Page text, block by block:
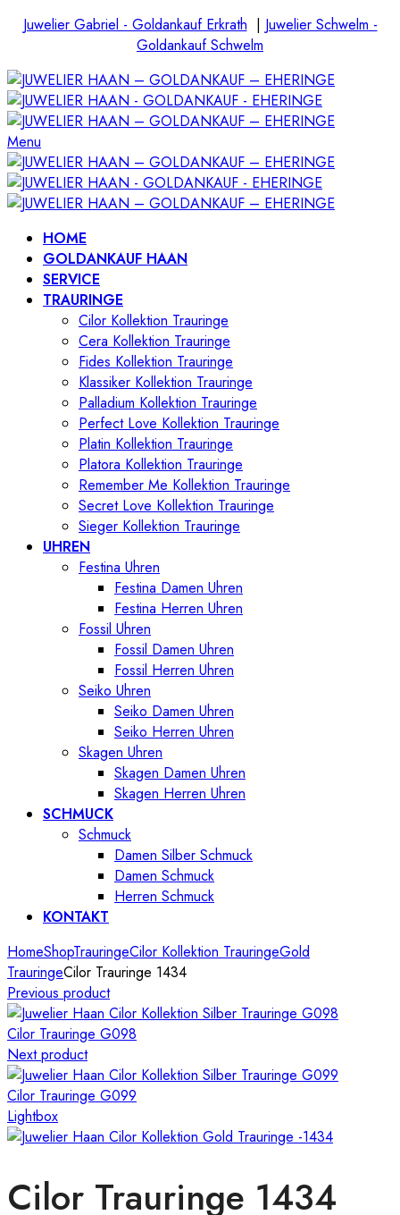
Juwelier Gabriel - Goldankauf Erkrath | Juwelier Schwelm -
Goldankauf Schwelm
Menu
HOME
GOLDANKAUF HAAN
SERVICE
TRAURINGE
Cilor Kollektion Trauringe
Cera Kollektion Trauringe
Fides Kollektion Trauringe
Klassiker Kollektion Trauringe
Palladium Kollektion Trauringe
Perfect Love Kollektion Trauringe
Platin Kollektion Trauringe
Platora Kollektion Trauringe
Remember Me Kollektion Trauringe
Secret Love Kollektion Trauringe
Sieger Kollektion Trauringe
UHREN
Festina Uhren
Festina Damen Uhren
Festina Herren Uhren
Fossil Uhren
Fossil Damen Uhren
Fossil Herren Uhren
Seiko Uhren
Seiko Damen Uhren
Seiko Herren Uhren
Skagen Uhren
Skagen Damen Uhren
Skagen Herren Uhren
SCHMUCK
Schmuck
Damen Silber Schmuck
Damen Schmuck
Herren Schmuck
KONTAKT
HomeShopTrauringeCilor Kollektion TrauringeGold
TrauringeCilor Trauringe 1434
Previous product
Cilor Trauringe G098
Next product
Cilor Trauringe G099
Lightbox
Cilor Trauringe 1434